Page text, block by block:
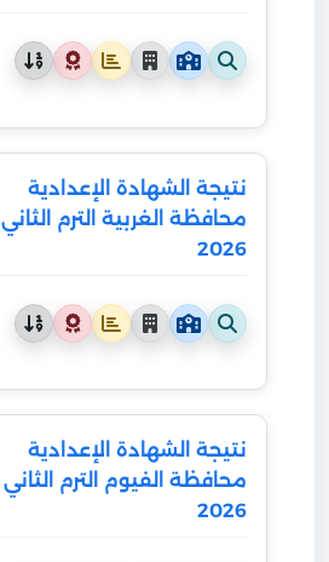
نتيجة الشهادة الإعدادية
محافظة الغربية الترم الثاني
2026
نتيجة الشهادة الإعدادية
محافظة الفيوم الترم الثاني
2026